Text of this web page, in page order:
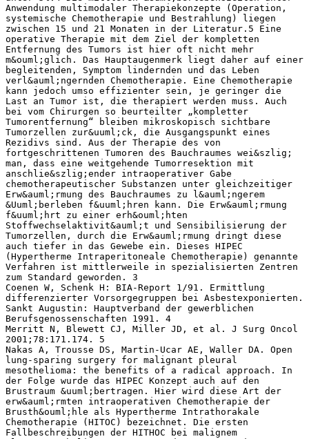
Anwendung multimodaler Therapiekonzepte (Operation,
systemische Chemotherapie und Bestrahlung) liegen
zwischen 15 und 21 Monaten in der Literatur.5 Eine
operative Therapie mit dem Ziel der kompletten
Entfernung des Tumors ist hier oft nicht mehr
m&ouml;glich. Das Hauptaugenmerk liegt daher auf einer
begleitenden, Symptom lindernden und das Leben
verl&auml;ngernden Chemotherapie. Eine Chemotherapie
kann jedoch umso effizienter sein, je geringer die
Last an Tumor ist, die therapiert werden muss. Auch
bei vom Chirurgen so beurteilter „kompletter
Tumorentfernung“ bleiben mikroskopisch sichtbare
Tumorzellen zur&uuml;ck, die Ausgangspunkt eines
Rezidivs sind. Aus der Therapie des von
fortgeschrittenen Tumoren des Bauchraumes wei&szlig;
man, dass eine weitgehende Tumorresektion mit
anschlie&szlig;ender intraoperativer Gabe
chemotherapeutischer Substanzen unter gleichzeitiger
Erw&auml;rmung des Bauchraumes zu l&auml;ngerem
&Uuml;berleben f&uuml;hren kann. Die Erw&auml;rmung
f&uuml;hrt zu einer erh&ouml;hten
Stoffwechselaktivit&auml;t und Sensibilisierung der
Tumorzellen, durch die Erw&auml;rmung dringt diese
auch tiefer in das Gewebe ein. Dieses HIPEC
(Hypertherme Intraperitoneale Chemotherapie) genannte
Verfahren ist mittlerweile in spezialisierten Zentren
zum Standard geworden. 3
Coenen W, Schenk H: BIA‐Report 1/91. Ermittlung
differenzierter Vorsorgegruppen bei Asbestexponierten.
Sankt Augustin: Hauptverband der gewerblichen
Berufsgenossenschaften 1991. 4
Merritt N, Blewett CJ, Miller JD, et al. J Surg Oncol
2001;78:171.174. 5
Nakas A, Trousse DS, Martin‐Ucar AE, Waller DA. Open
lung‐sparing surgery for malignant pleural
mesothelioma: the benefits of a radical approach. In
der Folge wurde das HIPEC Konzept auch auf den
Brustraum &uuml;bertragen. Hier wird diese Art der
erw&auml;rmten intraoperativen Chemotherapie der
Brusth&ouml;hle als Hypertherme Intrathorakale
Chemotherapie (HITOC) bezeichnet. Die ersten
Fallbeschreibungen der HITHOC bei malignem